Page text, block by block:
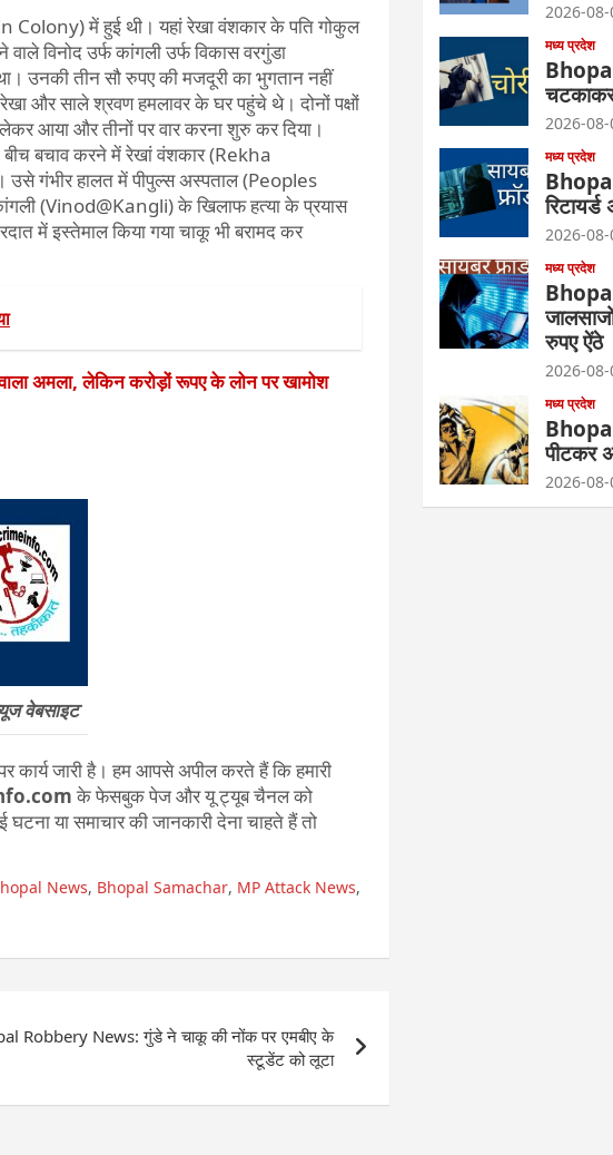
Colony) में हुई थी। यहां रेखा वंशकार के पति गोकुल
विनोद उर्फ कांगली उर्फ विकास वरगुंडा
तीन सौ रुपए की मजदूरी का भुगतान नहीं
और साले श्रवण हमलावर के घर पहुंचे थे। दोनों पक्षों
आया और तीनों पर वार करना शुरु कर दिया।
बचाव करने में रेखां वंशकार (Rekha
गंभीर हालत में पीपुल्स अस्पताल (Peoples
कांगली (Vinod@Kangli) के खिलाफ हत्या के प्रयास
में इस्तेमाल किया गया चाकू भी बरामद कर
अमला, लेकिन करोड़ों रूपए के लोन पर खामोश
वेबसाइट
कार्य जारी है। हम आपसे अपील करते हैं कि हमारी
के फेसबुक पेज और यू ट्यूब चैनल को
या समाचार की जानकारी देना चाहते हैं तो
News, Bhopal Samachar, MP Attack News,
Robbery News: गुंडे ने चाकू की नोंक पर एमबीए के
स्टूडेंट को लूटा
2026-
मध्य प्रदेश
2026-
मध्य प्रदेश
2026-
मध्य प्रदेश
रुपए ऐंठे
2026-
मध्य प्रदेश
पीटकर
2026-